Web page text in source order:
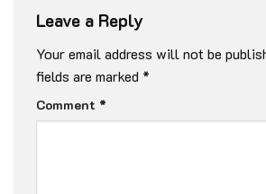
Leave a Reply
Your email address will not be
fields are marked *
Comment *